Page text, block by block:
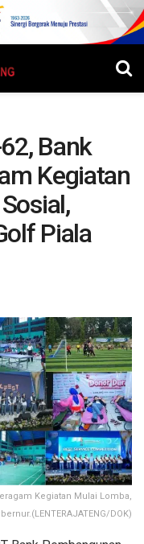
Bank
Kegiatan
Piala
Kegiatan Mulai Lomba,
DOK)